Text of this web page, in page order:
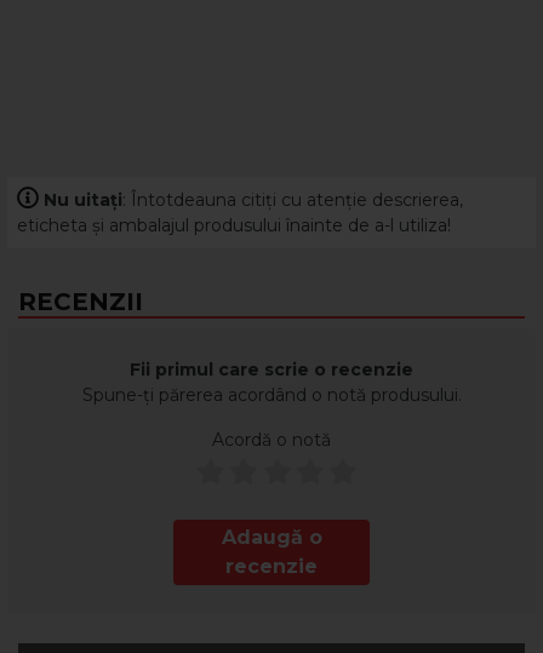
Nu uitați: Întotdeauna citiți cu atenție descrierea,
eticheta și ambalajul produsului înainte de a-l utiliza!
RECENZII
Fii primul care scrie o recenzie
Spune-ți părerea acordând o notă produsului.
Acordă o notă
Adaugă o
recenzie